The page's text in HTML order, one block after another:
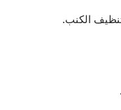
الكنب.